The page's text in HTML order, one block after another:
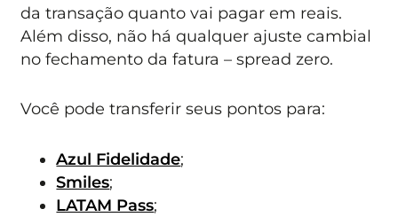
da transação quanto vai pagar em reais.
Além disso, não há qualquer ajuste cambial
no fechamento da fatura – spread zero.
Você pode transferir seus pontos para:
Azul Fidelidade;
Smiles;
LATAM Pass;